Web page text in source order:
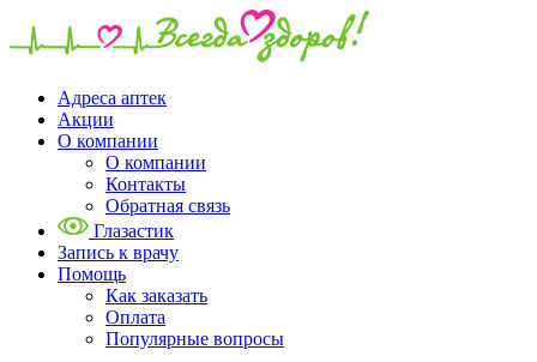
Адреса аптек
Акции
О компании
О компании
Контакты
Обратная связь
Глазастик
Запись к врачу
Помощь
Как заказать
Оплата
Популярные вопросы